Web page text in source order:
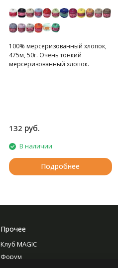
100% мерсеризованный хлопок,
475м, 50г. Очень тонкий
мерсеризованный хлопок.
132 руб.
В наличии
Подробнее
Прочее
Клуб MAGIC
Форум